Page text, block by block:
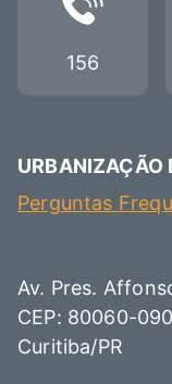
156
URBANIZAÇÃO
Perguntas
Av. Pres.
CEP: 80060-
Curitiba/PR